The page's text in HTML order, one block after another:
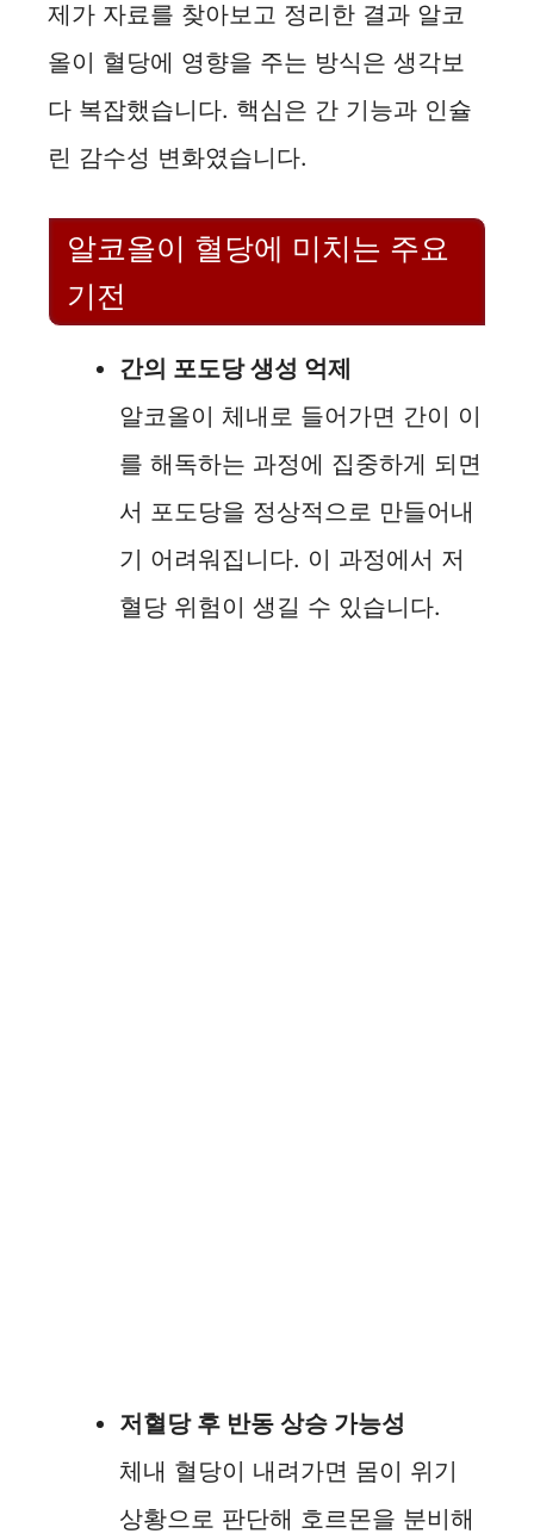
i
d
e
o
제가 자료를 찾아보고 정리한 결과 알코
올이 혈당에 영향을 주는 방식은 생각보
다 복잡했습니다. 핵심은 간 기능과 인슐
린 감수성 변화였습니다.
알코올이 혈당에 미치는 주요
기전
간의 포도당 생성 억제
알코올이 체내로 들어가면 간이 이
를 해독하는 과정에 집중하게 되면
서 포도당을 정상적으로 만들어내
기 어려워집니다. 이 과정에서 저
혈당 위험이 생길 수 있습니다.
저혈당 후 반동 상승 가능성
체내 혈당이 내려가면 몸이 위기
상황으로 판단해 호르몬을 분비해